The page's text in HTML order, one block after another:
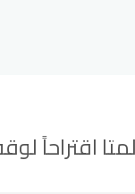
اقتراحاً